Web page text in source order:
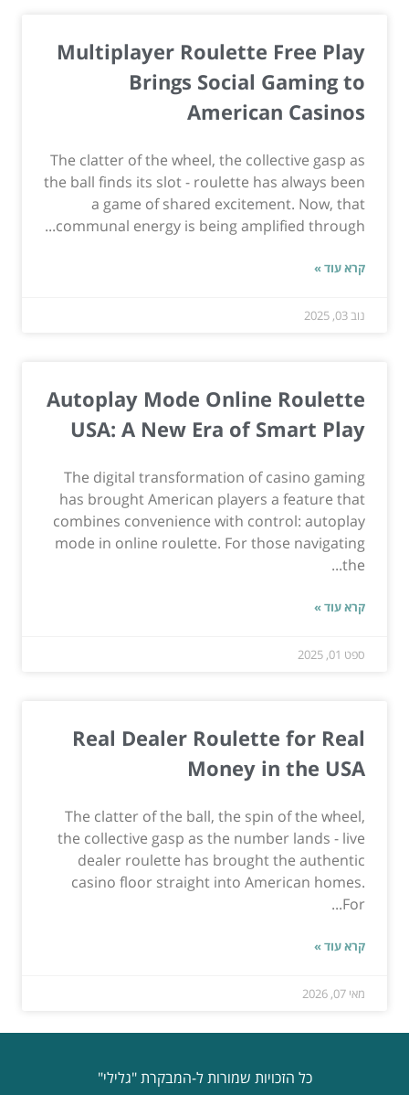
Multiplayer Roulette Free Play
Brings Social Gaming to
American Casinos
The clatter of the wheel, the collective gasp as
the ball finds its slot - roulette has always been
a game of shared excitement. Now, that
communal energy is being amplified through...
קרא עוד »
נוב 03, 2025
Autoplay Mode Online Roulette
USA: A New Era of Smart Play
The digital transformation of casino gaming
has brought American players a feature that
combines convenience with control: autoplay
mode in online roulette. For those navigating
the...
קרא עוד »
ספט 01, 2025
Real Dealer Roulette for Real
Money in the USA
The clatter of the ball, the spin of the wheel,
the collective gasp as the number lands - live
dealer roulette has brought the authentic
casino floor straight into American homes.
For...
קרא עוד »
מאי 07, 2026
כל הזכויות שמורות ל-המבקרת "גלילי"